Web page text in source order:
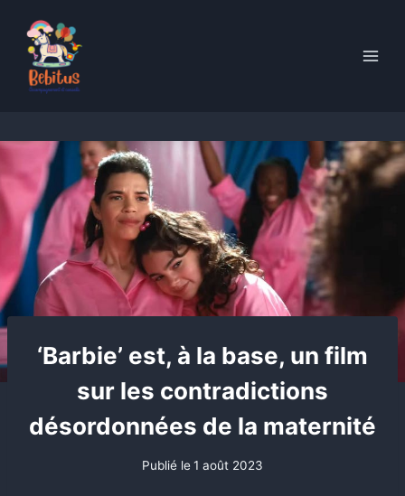
content
‘Barbie’ est, à la base, un film
sur les contradictions
désordonnées de la maternité
Publié le1 août 2023